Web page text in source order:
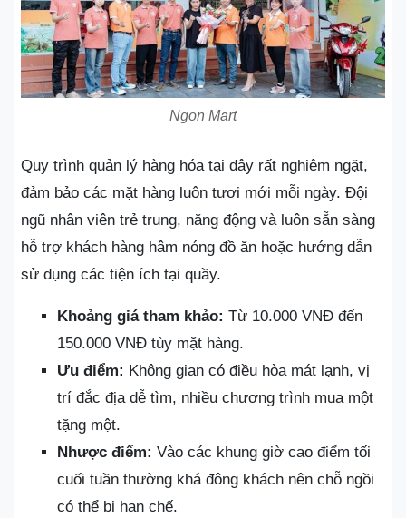
Ngon Mart
Quy trình quản lý hàng hóa tại đây rất nghiêm ngặt,
đảm bảo các mặt hàng luôn tươi mới mỗi ngày. Đội
ngũ nhân viên trẻ trung, năng động và luôn sẵn sàng
hỗ trợ khách hàng hâm nóng đồ ăn hoặc hướng dẫn
sử dụng các tiện ích tại quầy.
Khoảng giá tham khảo: Từ 10.000 VNĐ đến
150.000 VNĐ tùy mặt hàng.
Ưu điểm: Không gian có điều hòa mát lạnh, vị
trí đắc địa dễ tìm, nhiều chương trình mua một
tặng một.
Nhược điểm: Vào các khung giờ cao điểm tối
cuối tuần thường khá đông khách nên chỗ ngồi
có thể bị hạn chế.